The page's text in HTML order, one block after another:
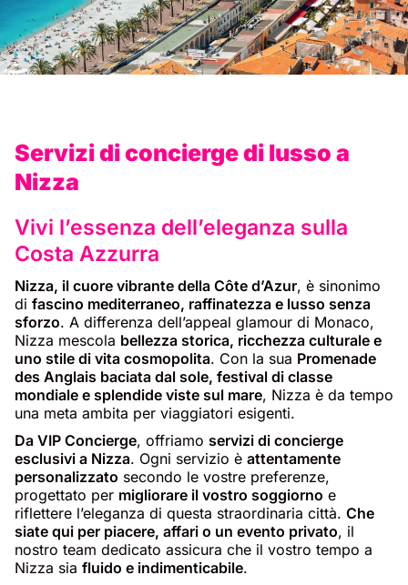
Servizi di concierge di lusso a
Nizza
Vivi l’essenza dell’eleganza sulla
Costa Azzurra
Nizza, il cuore vibrante della Côte d’Azur, è sinonimo
di fascino mediterraneo, raffinatezza e lusso senza
sforzo. A differenza dell’appeal glamour di Monaco,
Nizza mescola bellezza storica, ricchezza culturale e
uno stile di vita cosmopolita. Con la sua Promenade
des Anglais baciata dal sole, festival di classe
mondiale e splendide viste sul mare, Nizza è da tempo
una meta ambita per viaggiatori esigenti.
Da VIP Concierge, offriamo servizi di concierge
esclusivi a Nizza. Ogni servizio è attentamente
personalizzato secondo le vostre preferenze,
progettato per migliorare il vostro soggiorno e
riflettere l’eleganza di questa straordinaria città. Che
siate qui per piacere, affari o un evento privato, il
nostro team dedicato assicura che il vostro tempo a
Nizza sia fluido e indimenticabile.